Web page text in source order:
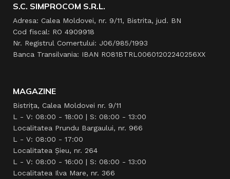
S.C. SIMPROCOM S.R.L.
Adresa: Calea Moldovei, nr. 9/11, Bistrita, jud. BN
Cod fiscal: RO 4909918
Nr. Registrul Comertului: J06/985/1993
Banca Transilvania: IBAN RO81BTRL00601202240256XX
MAGAZINE
Bistrița, Calea Moldovei nr. 9/11
L - V: 08:00 - 18:00 | S: 08:00 - 13:00
Localitatea Prundu Bargaului, nr. 966
L - V: 08:00 - 17:00
Localitatea Şieu, nr. 264
L - V: 08:00 - 16:00 | S: 08:00 - 13:00
Localitatea Ilva Mare, nr. 366